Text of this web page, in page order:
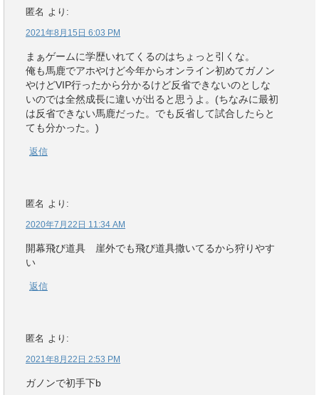
匿名 より:
2021年8月15日 6:03 PM
まぁゲームに学歴いれてくるのはちょっと引くな。
俺も馬鹿でアホやけど今年からオンライン初めてガノン
やけどVIP行ったから分かるけど反省できないのとしな
いのでは全然成長に違いが出ると思うよ。(ちなみに最初
は反省できない馬鹿だった。でも反省して試合したらと
ても分かった。)
返信
匿名 より:
2020年7月22日 11:34 AM
開幕飛び道具 崖外でも飛び道具撒いてるから狩りやす
い
返信
匿名 より:
2021年8月22日 2:53 PM
ガノンで初手下b